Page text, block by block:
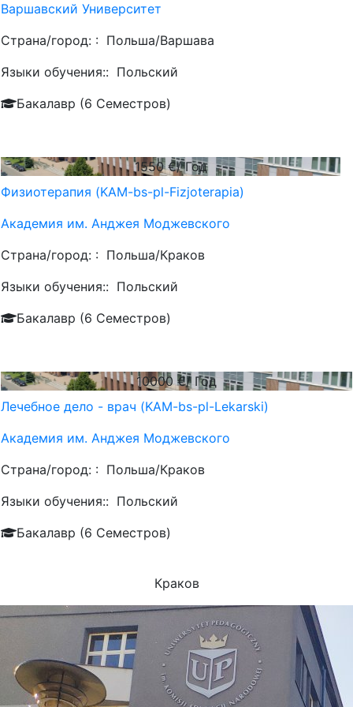
Варшавский Университет
Страна/город: : Польша/Варшава
Языки обучения:: Польский
Бакалавр (6 Семестров)
1550€/ Год
Физиотерапия (KAM-bs-pl-Fizjoterapia)
Академия им. Анджея Моджевского
Страна/город: : Польша/Краков
Языки обучения:: Польский
Бакалавр (6 Семестров)
10000€/ Год
Лечебное дело - врач (KAM-bs-pl-Lekarski)
Академия им. Анджея Моджевского
Страна/город: : Польша/Краков
Языки обучения:: Польский
Бакалавр (6 Семестров)
Краков